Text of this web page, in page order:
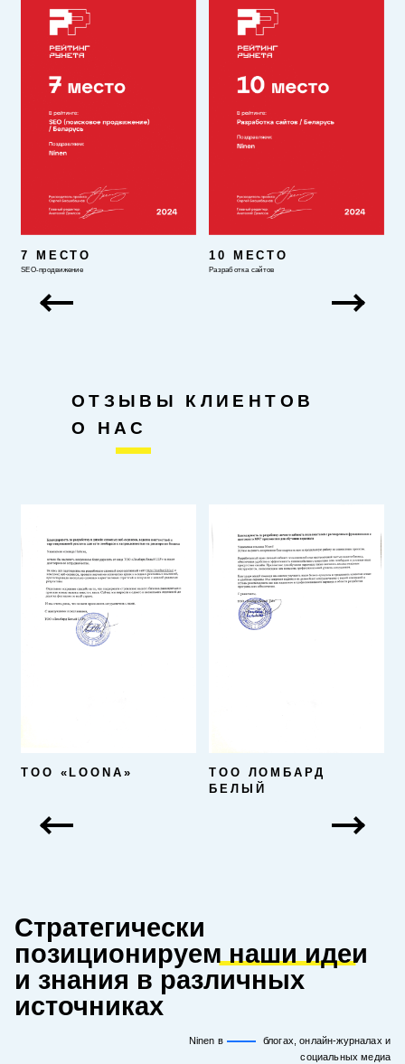
7 МЕСТО
SEO-продвижение
10 МЕСТО
Разработка сайтов
ОТЗЫВЫ КЛИЕНТОВ
О НАС
ТОО «LOONA»
ТОО ЛОМБАРД
БЕЛЫЙ
Стратегически
позиционируемнаши идеи
и знания в различных
источниках
Ninen в
блогах, онлайн-журналах и
социальных медиа